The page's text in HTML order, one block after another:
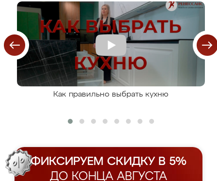
Как правильно выбрать кухню
ФИКСИРУЕМ СКИДКУ В 5%
ДО КОНЦА АВГУСТА